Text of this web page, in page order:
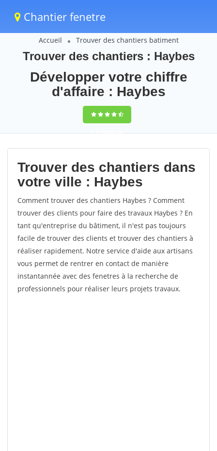
Chantier fenetre
Accueil Trouver des chantiers batiment
Trouver des chantiers : Haybes
Développer votre chiffre
d'affaire : Haybes
9,5(100%)56
votes
Trouver des chantiers dans
votre ville : Haybes
Comment trouver des chantiers Haybes ? Comment
trouver des clients pour faire des travaux Haybes ? En
tant qu'entreprise du bâtiment, il n'est pas toujours
facile de trouver des clients et trouver des chantiers à
réaliser rapidement. Notre service d'aide aux artisans
vous permet de rentrer en contact de manière
instantannée avec des fenetres à la recherche de
professionnels pour réaliser leurs projets travaux.